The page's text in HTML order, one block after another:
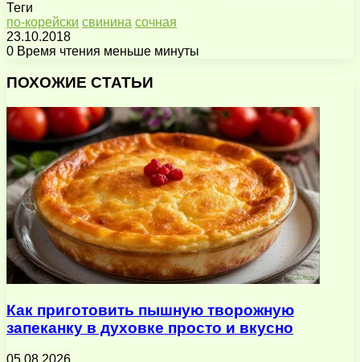
Теги
по-корейски свинина сочная
23.10.2018
0 Время чтения меньше минуты
через
почту
ПОХОЖИЕ СТАТЬИ
Как приготовить пышную творожную
запеканку в духовке просто и вкусно